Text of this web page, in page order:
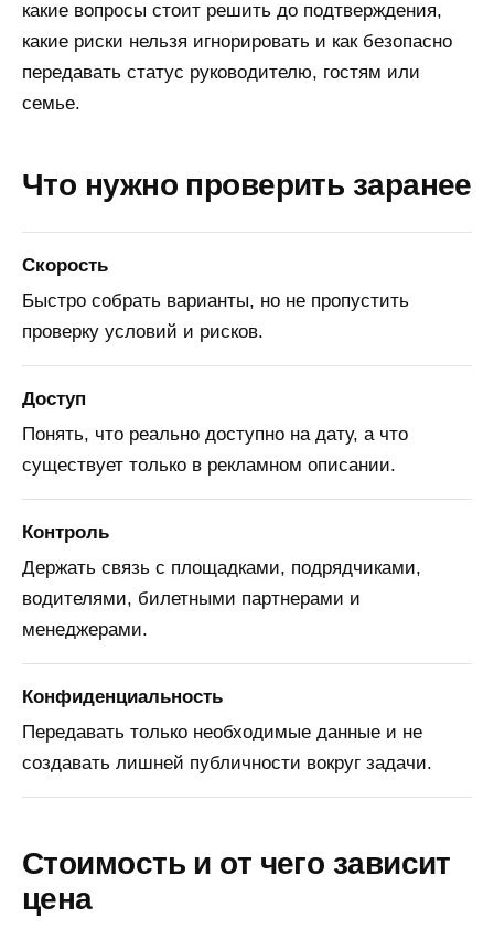
какие вопросы стоит решить до подтверждения,
какие риски нельзя игнорировать и как безопасно
передавать статус руководителю, гостям или
семье.
Что нужно проверить заранее
Скорость
Быстро собрать варианты, но не пропустить
проверку условий и рисков.
Доступ
Понять, что реально доступно на дату, а что
существует только в рекламном описании.
Контроль
Держать связь с площадками, подрядчиками,
водителями, билетными партнерами и
менеджерами.
Конфиденциальность
Передавать только необходимые данные и не
создавать лишней публичности вокруг задачи.
Стоимость и от чего зависит
цена